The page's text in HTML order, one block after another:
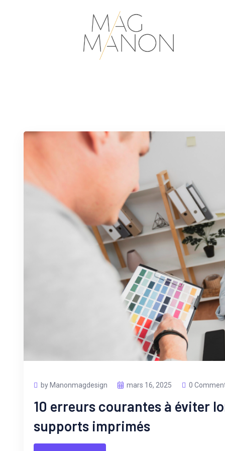
by Manonmagdesign mars 16, 2025 0
10 erreurs courantes à éviter
supports imprimés